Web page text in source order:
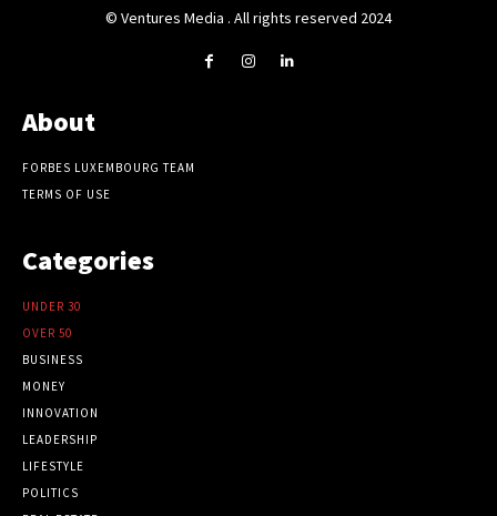
© Ventures Media . All rights reserved 2024
About
FORBES LUXEMBOURG TEAM
TERMS OF USE
Categories
UNDER 30
OVER 50
BUSINESS
MONEY
INNOVATION
LEADERSHIP
LIFESTYLE
POLITICS